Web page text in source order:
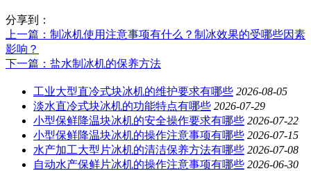
分享到：
上一篇 ：制冰机使用注意事项有什么？制冰效果的受哪些因素
影响？
下一篇 ：盐水制冰机的保养方法
工业大型直冷式块冰机的维护要求有哪些 2026-08-05
淡水直冷式块冰机的功能特点有哪些 2026-07-29
小型保鲜降温块冰机的安全操作要求有哪些 2026-07-22
小型保鲜降温块冰机的操作注意事项有哪些 2026-07-15
水产加工大型片冰机的清洁保养方法有哪些 2026-07-08
自动水产保鲜片冰机的操作注意事项有哪些 2026-06-30